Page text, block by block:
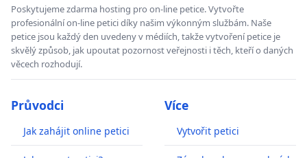
Poskytujeme zdarma hosting pro on-line petice. Vytvořte
profesionální on-line petici díky našim výkonným službám. Naše
petice jsou každý den uvedeny v médiích, takže vytvoření petice je
skvělý způsob, jak upoutat pozornost veřejnosti i těch, kteří o daných
věcech rozhodují.
Průvodci
Jak zahájit online petici
Více
Vytvořit petici